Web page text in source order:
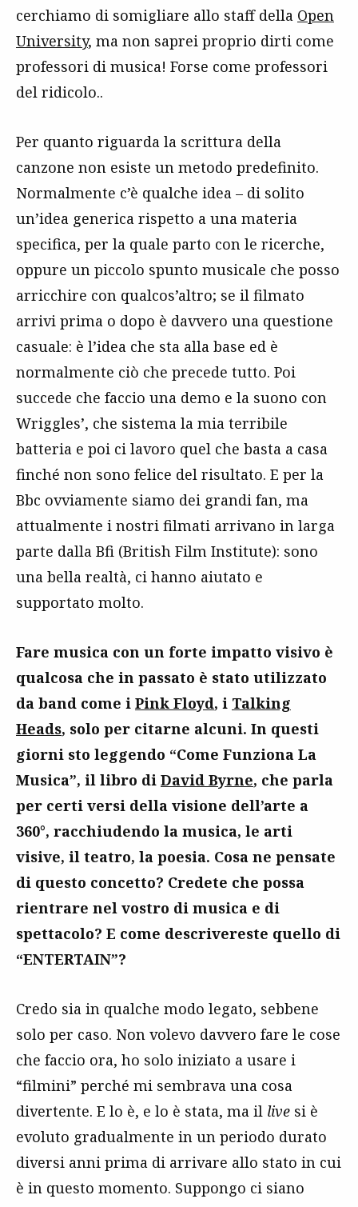
cerchiamo di somigliare allo staff della Open
University, ma non saprei proprio dirti come
professori di musica! Forse come professori
del ridicolo..
Per quanto riguarda la scrittura della
canzone non esiste un metodo predefinito.
Normalmente c’è qualche idea – di solito
un’idea generica rispetto a una materia
specifica, per la quale parto con le ricerche,
oppure un piccolo spunto musicale che posso
arricchire con qualcos’altro; se il filmato
arrivi prima o dopo è davvero una questione
casuale: è l’idea che sta alla base ed è
normalmente ciò che precede tutto. Poi
succede che faccio una demo e la suono con
Wriggles’, che sistema la mia terribile
batteria e poi ci lavoro quel che basta a casa
finché non sono felice del risultato. E per la
Bbc ovviamente siamo dei grandi fan, ma
attualmente i nostri filmati arrivano in larga
parte dalla Bfi (British Film Institute): sono
una bella realtà, ci hanno aiutato e
supportato molto.
Fare musica con un forte impatto visivo è
qualcosa che in passato è stato utilizzato
da band come i Pink Floyd, i Talking
Heads, solo per citarne alcuni. In questi
giorni sto leggendo “Come Funziona La
Musica”, il libro di David Byrne, che parla
per certi versi della visione dell’arte a
360°, racchiudendo la musica, le arti
visive, il teatro, la poesia. Cosa ne pensate
di questo concetto? Credete che possa
rientrare nel vostro di musica e di
spettacolo? E come descrivereste quello di
“ENTERTAIN”?
Credo sia in qualche modo legato, sebbene
solo per caso. Non volevo davvero fare le cose
che faccio ora, ho solo iniziato a usare i
“filmini” perché mi sembrava una cosa
divertente. E lo è, e lo è stata, ma il live si è
evoluto gradualmente in un periodo durato
diversi anni prima di arrivare allo stato in cui
è in questo momento. Suppongo ci siano